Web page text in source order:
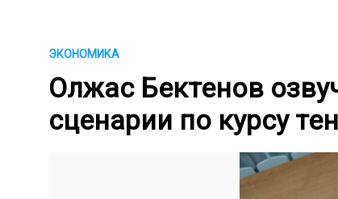
ЭКОНОМИКА
Олжас Бектенов
сценарии по курсу